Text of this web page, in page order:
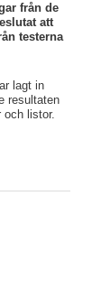
från de
att
testerna
lagt in
resultaten
listor.